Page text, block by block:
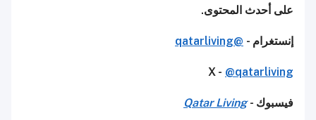
على أحدث المحتوى.
إنستغرام - @qatarliving
X - @qatarliving
فيسبوك -Qatar Living